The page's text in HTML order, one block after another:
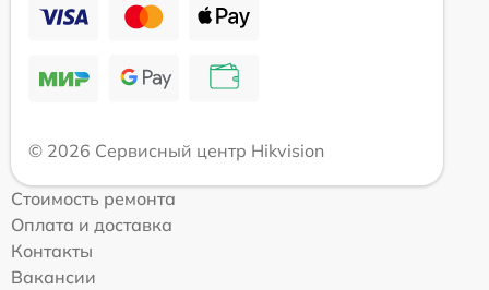
© 2026 Сервисный центр Hikvision
Стоимость ремонта
Оплата и доставка
Контакты
Вакансии